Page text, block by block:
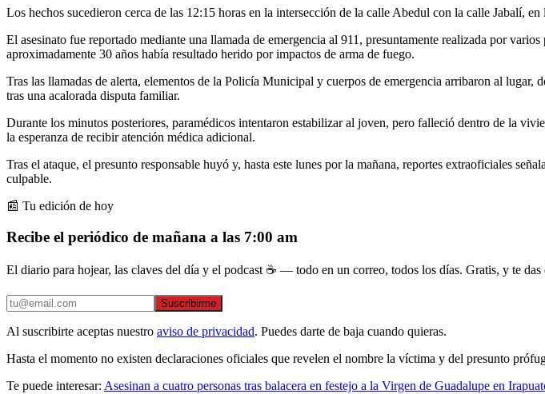
Los hechos sucedieron cerca de las 12:15 horas en la intersección de la calle Abedul con la calle Jabalí,
El asesinato fue reportado mediante una llamada de emergencia al 911, presuntamente realizada por
aproximadamente 30 años había resultado herido por impactos de arma de fuego.
Tras las llamadas de alerta, elementos de la Policía Municipal y cuerpos de emergencia arribaron al lugar,
tras una acalorada disputa familiar.
Durante los minutos posteriores, paramédicos intentaron estabilizar al joven, pero falleció dentro de la
la esperanza de recibir atención médica adicional.
Tras el ataque, el presunto responsable huyó y, hasta este lunes por la mañana, reportes extraoficiales
culpable.
📰 Tu edición de hoy
Recibe el periódico de mañana a las 7:00 am
El diario para hojear, las claves del día y el podcast ☕ — todo en un correo, todos los días. Gratis, y te das
Suscribirme
Al suscribirte aceptas nuestro aviso de privacidad. Puedes darte de baja cuando quieras.
Hasta el momento no existen declaraciones oficiales que revelen el nombre la víctima y del presunto
Te puede interesar: Asesinan a cuatro personas tras balacera en festejo a la Virgen de Guadalupe en